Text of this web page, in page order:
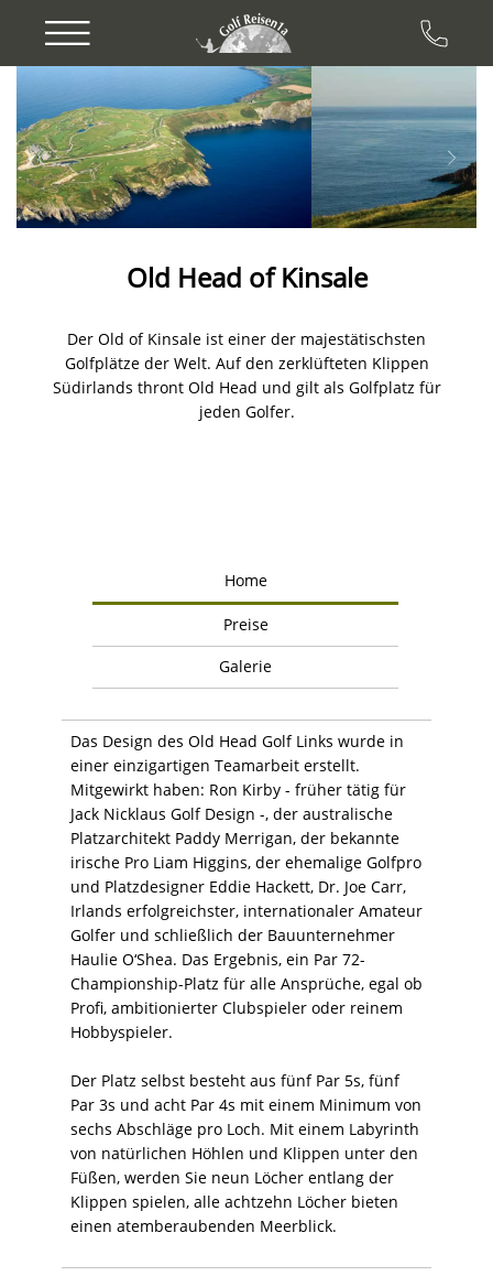
Previous
Old Head of Kinsale
Der Old of Kinsale ist einer der majestätischsten
Golfplätze der Welt. Auf den zerklüfteten Klippen
Südirlands thront Old Head und gilt als Golfplatz für
jeden Golfer.
Home
Preise
Galerie
Das Design des Old Head Golf Links wurde in
einer einzigartigen Teamarbeit erstellt.
Mitgewirkt haben: Ron Kirby - früher tätig für
Jack Nicklaus Golf Design -, der australische
Platzarchitekt Paddy Merrigan, der bekannte
irische Pro Liam Higgins, der ehemalige Golfpro
und Platzdesigner Eddie Hackett, Dr. Joe Carr,
Irlands erfolgreichster, internationaler Amateur
Golfer und schließlich der Bauunternehmer
Haulie O‘Shea. Das Ergebnis, ein Par 72-
Championship-Platz für alle Ansprüche, egal ob
Profi, ambitionierter Clubspieler oder reinem
Hobbyspieler.
Der Platz selbst besteht aus fünf Par 5s, fünf
Par 3s und acht Par 4s mit einem Minimum von
sechs Abschläge pro Loch. Mit einem Labyrinth
von natürlichen Höhlen und Klippen unter den
Füßen, werden Sie neun Löcher entlang der
Klippen spielen, alle achtzehn Löcher bieten
einen atemberaubenden Meerblick.